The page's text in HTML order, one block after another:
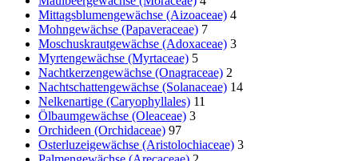
Mittagsblumengewächse (Aizoaceae) 4
Mohngewächse (Papaveraceae) 7
Moschuskrautgewächse (Adoxaceae) 3
Myrtengewächse (Myrtaceae) 5
Nachtkerzengewächse (Onagraceae) 2
Nachtschattengewächse (Solanaceae) 14
Nelkenartige (Caryophyllales) 11
Ölbaumgewächse (Oleaceae) 3
Orchideen (Orchidaceae) 97
Osterluzeigewächse (Aristolochiaceae) 3